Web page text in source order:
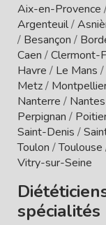
Aix-en-Provence
Argenteuil/
/ Besançon /
Caen /Clermont-
Havre / Le Mans /
Metz/
Nanterre / Nantes
Perpignan /
Saint-Denis /
Toulon /Toulouse
Vitry-sur-Seine
spécialités